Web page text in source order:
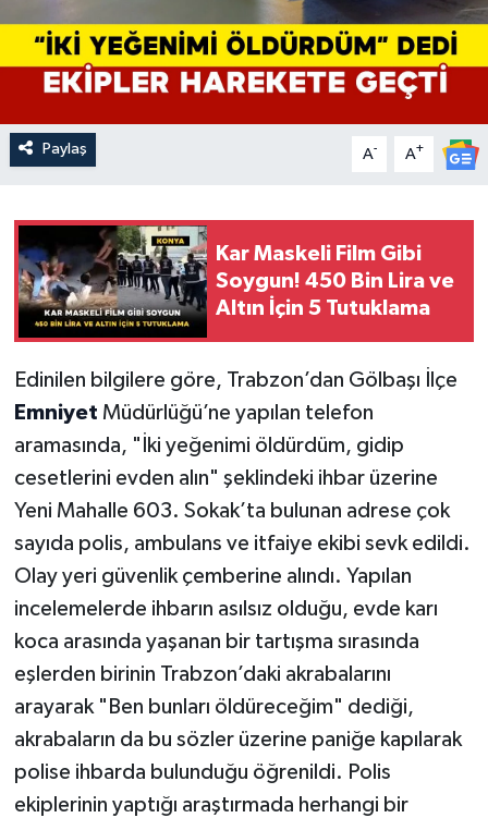
Paylaş A- A+
Kar Maskeli Film Gibi
Soygun! 450 Bin Lira ve
Altın İçin 5 Tutuklama
Edinilen bilgilere göre, Trabzon’dan Gölbaşı İlçe
Emniyet Müdürlüğü’ne yapılan telefon
aramasında, "İki yeğenimi öldürdüm, gidip
cesetlerini evden alın" şeklindeki ihbar üzerine
Yeni Mahalle 603. Sokak’ta bulunan adrese çok
sayıda polis, ambulans ve itfaiye ekibi sevk edildi.
Olay yeri güvenlik çemberine alındı. Yapılan
incelemelerde ihbarın asılsız olduğu, evde karı
koca arasında yaşanan bir tartışma sırasında
eşlerden birinin Trabzon’daki akrabalarını
arayarak "Ben bunları öldüreceğim" dediği,
akrabaların da bu sözler üzerine paniğe kapılarak
polise ihbarda bulunduğu öğrenildi. Polis
ekiplerinin yaptığı araştırmada herhangi bir